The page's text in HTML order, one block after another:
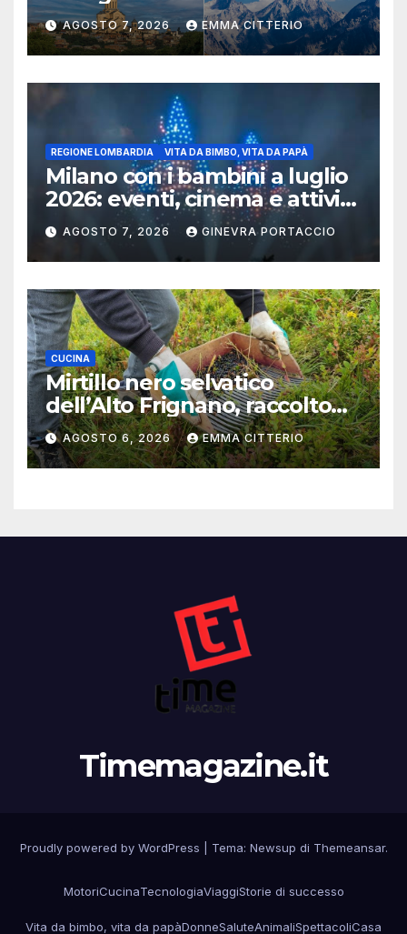
AGOSTO 7, 2026 EMMA CITTERIO
REGIONE LOMBARDIA VITA DA BIMBO, VITA DA PAPÀ
Milano con i bambini a luglio
2026: eventi, cinema e attività
per famiglie
AGOSTO 7, 2026 GINEVRA PORTACCIO
CUCINA
Mirtillo nero selvatico
dell’Alto Frignano, raccolto
buono e clima da monitorare
AGOSTO 6, 2026 EMMA CITTERIO
Timemagazine.it
Proudly powered by WordPress Tema: Newsup di Themeansar.
MotoriCucinaTecnologiaViaggiStorie di successo
Vita da bimbo, vita da papàDonneSaluteAnimaliSpettacoliCasa